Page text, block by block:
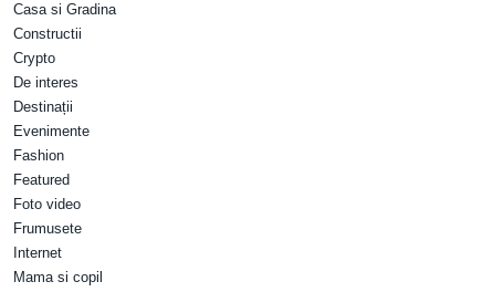
Casa si Gradina
Constructii
Crypto
De interes
Destinații
Evenimente
Fashion
Featured
Foto video
Frumusete
Internet
Mama si copil